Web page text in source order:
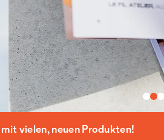
mit vielen, neuen Produkten!